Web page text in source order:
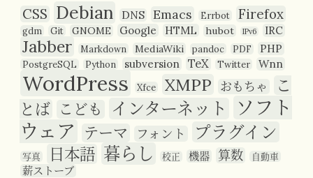
CSS Debian DNS Emacs Errbot Firefox
gdm Git GNOME Google HTML hubot IPv6 IRC
Jabber Markdown MediaWiki pandoc PDF PHP
PostgreSQL Python subversion TeX Twitter Wnn
WordPress Xfce XMPP おもちゃ
こ
とば こども インターネット
ソフト
ウェア
テーマ フォント プラグイン
写真 日本語 暮らし 校正 機器 算数 自動車
薪ストーブ